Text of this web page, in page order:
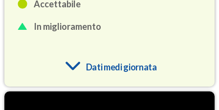
Accettabile
In miglioramento
Dati medi giornata